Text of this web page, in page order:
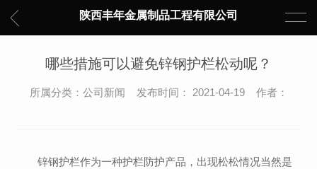
陕西丰年金属制品工程有限公司
哪些措施可以避免锌钢护栏松动呢？
所属分类：公司新闻 发布时间： 2021-04-19 作者：
锌钢护栏作为一种护栏防护产品，出现松松情况当然是